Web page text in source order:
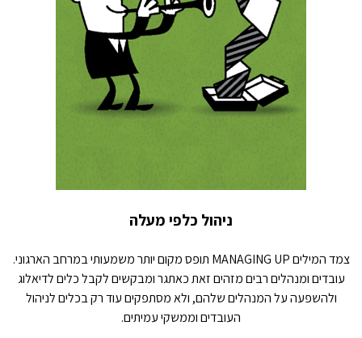
ניהול כלפי מעלה
צמד המילים MANAGING UP תופס מקום יותר משמעותי במרחב הארגוני.
עובדים ומנהלים רבים מזהים זאת כאתגר ומבקשים לקבל כלים לדיאלוג
ולהשפעה על המנהלים שלהם, ולא מסתפקים עוד רק בכלים לניהול
העובדים וממשקי עמיתים.